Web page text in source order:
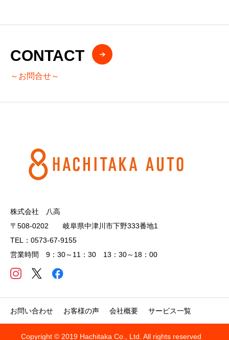
CONTACT
～お問合せ～
株式会社 八高
〒508-0202 岐阜県中津川市下野333番地1
TEL：0573-67-9155
営業時間 9：30～11：30 13：30～18：00
お問い合わせ お客様の声 会社概要 サービス一覧
Copyright © 2019 Hachitaka Co., Ltd. All rights reserved